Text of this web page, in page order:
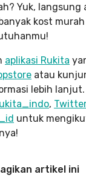
Yuk, langsung
kost
aplikasi Rukita
atau
lebih lanjut.
,
untuk
artikel ini